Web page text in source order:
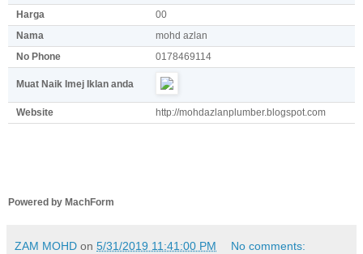
Harga
00
Nama
mohd azlan
No Phone
0178469114
Muat Naik Imej Iklan anda
Website http://mohdazlanplumber.blogspot.com
Powered by MachForm
ZAM MOHD on 5/31/2019 11:41:00 PM No comments: